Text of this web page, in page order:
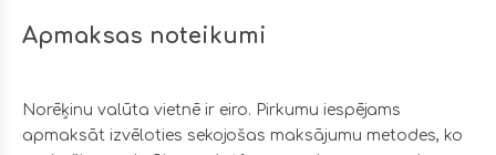
Apmaksas noteikumi
Norēķinu valūta vietnē ir eiro. Pirkumu iespējams
apmaksāt izvēloties sekojošas maksājumu metodes, ko